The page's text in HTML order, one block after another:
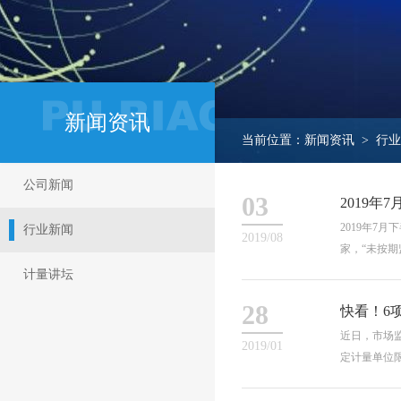
新闻资讯
当前位置：新闻资讯 > 行
公司新闻
行业新闻
计量讲坛
03
2019/08
2019年7
2019年7月
家，“未按期
28
2019/01
快看！6
近日，市场
定计量单位